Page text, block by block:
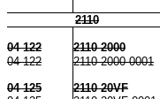
2110
04 122 2110 2000
04 122
2110 2000 0001
04 125
2110 20VF